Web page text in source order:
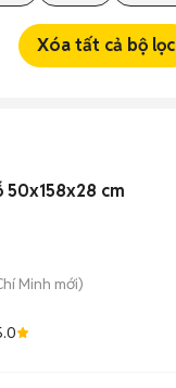
Xóa tất cả bộ lọc
50x158x28 cm
Minh mới)